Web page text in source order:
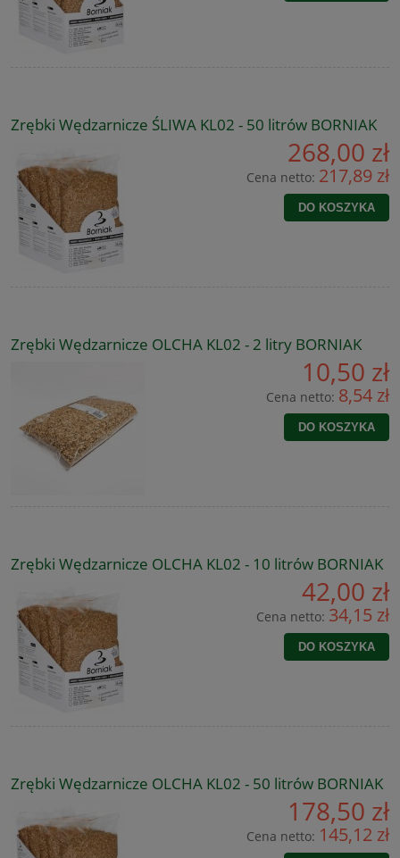
Zrębki Wędzarnicze ŚLIWA KL02 - 50 litrów BORNIAK
268,00 zł
Cena netto: 217,89 zł
DO KOSZYKA
Zrębki Wędzarnicze OLCHA KL02 - 2 litry BORNIAK
10,50 zł
Cena netto: 8,54 zł
DO KOSZYKA
Zrębki Wędzarnicze OLCHA KL02 - 10 litrów BORNIAK
42,00 zł
Cena netto: 34,15 zł
DO KOSZYKA
Zrębki Wędzarnicze OLCHA KL02 - 50 litrów BORNIAK
178,50 zł
Cena netto: 145,12 zł